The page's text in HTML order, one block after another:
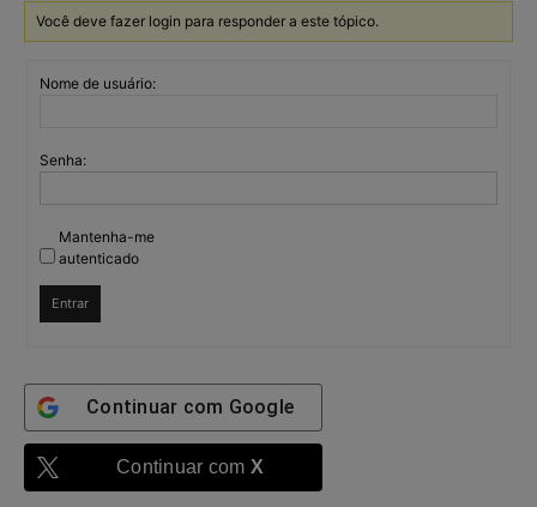
Você deve fazer login para responder a este tópico.
Nome de usuário:
Senha:
Mantenha-me
autenticado
Entrar
Continuar com Google
Continuar com X